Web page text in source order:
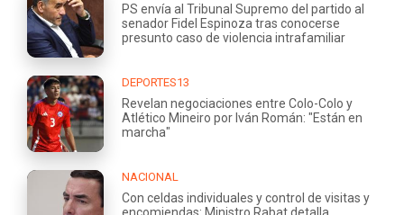
PS envía al Tribunal Supremo del partido al
senador Fidel Espinoza tras conocerse
presunto caso de violencia intrafamiliar
DEPORTES13
Revelan negociaciones entre Colo-Colo y
Atlético Mineiro por Iván Román: "Están en
marcha"
NACIONAL
Con celdas individuales y control de visitas y
encomiendas: Ministro Rabat detalla